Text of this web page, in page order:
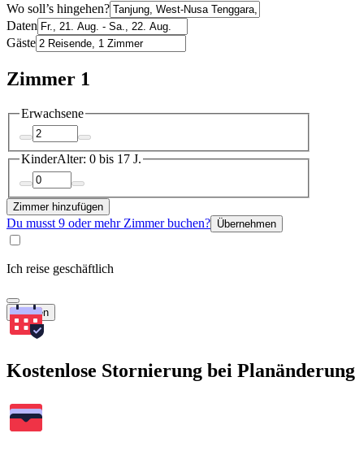
Wo soll’s hingehen?
Daten
Gäste
Zimmer 1
Erwachsene
KinderAlter: 0 bis 17 J.
Zimmer hinzufügen
Du musst 9 oder mehr Zimmer buchen? Übernehmen
Ich reise geschäftlich
Suchen
Kostenlose Stornierung bei